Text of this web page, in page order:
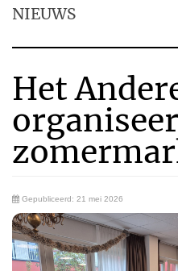
NIEUWS
Het
Gepubliceerd: 21 mei 2026